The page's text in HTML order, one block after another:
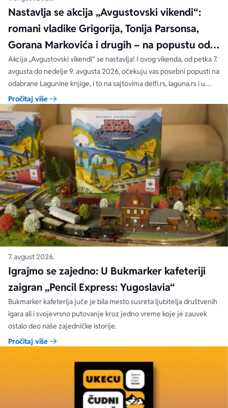
Nastavlja se akcija „Avgustovski vikendi“:
romani vladike Grigorija, Tonija Parsonsa,
Gorana Markovića i drugih – na popustu od
čak 40, 50 i 60%
Akcija „Avgustovski vikendi“ se nastavlja! I ovog vikenda, od petka 7.
avgusta do nedelje 9. avgusta 2026, očekuju vas posebni popusti na
odabrane Lagunine knjige, i to na sajtovima delfi.rs, laguna.rs i u
svim Delfi knjižarama.
Pročitaj više
7. avgust 2026.
Igrajmo se zajedno: U Bukmarker kafeteriji
zaigran „Pencil Express: Yugoslavia“
Bukmarker kafeterija juče je bila mesto susreta ljubitelja društvenih
igara ali i svojevrsno putovanje kroz jedno vreme koje je zauvek
ostalo deo naše zajedničke istorije.
Pročitaj više